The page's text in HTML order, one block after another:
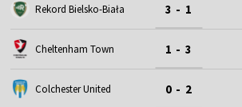
Rekord Bielsko-Biała 3 - 1
Cheltenham Town 1 - 3
Colchester United 0 - 2